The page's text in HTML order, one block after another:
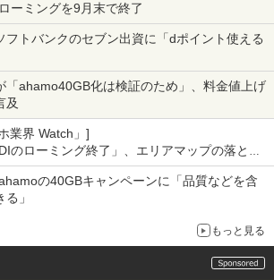
ーミングを9月末で終了
フトバンクのセブン出資に「dポイント使える
「ahamo40GB化は検証のため」、料金値上げ
及
業界 Watch」]
のローミング終了」、エリアマップの落とし
の課題
の40GBキャンペーンに「品質などを含
」
もっと見る